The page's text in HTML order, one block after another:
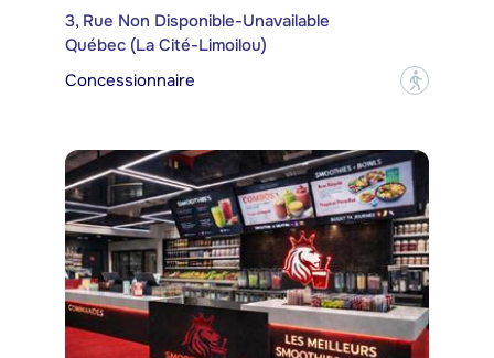
3, Rue Non Disponible-Unavailable
Québec (La Cité-Limoilou)
Concessionnaire
?